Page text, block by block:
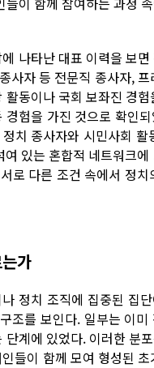
나타난 대표 이력을 보
사자 등 전문직 종사자,
동이나 국회 보좌진 경
험을 가진 것으로 확인
치 종사자와 시민사회 활
있는 혼합적 네트워크에
로 다른 조건 속에서 정치
가
정치 조직에 집중된 집
조를 보인다. 일부는 이미
단계에 있었다. 이러한 분
들이 함께 모여 형성된 초